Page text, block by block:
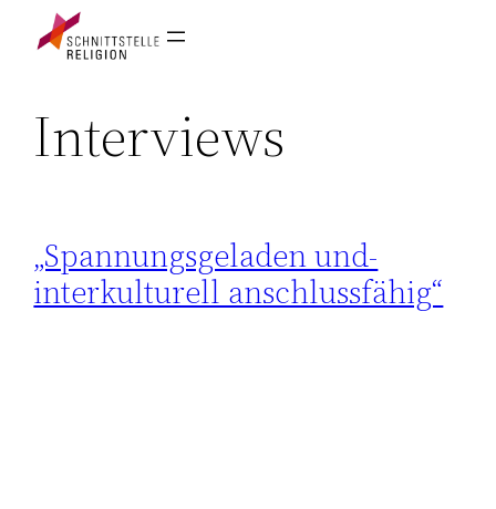
Interviews
„Spannungsgeladen und-
interkulturell anschlussfähig“